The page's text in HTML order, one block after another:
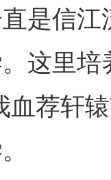
信江
这里
血荐轩